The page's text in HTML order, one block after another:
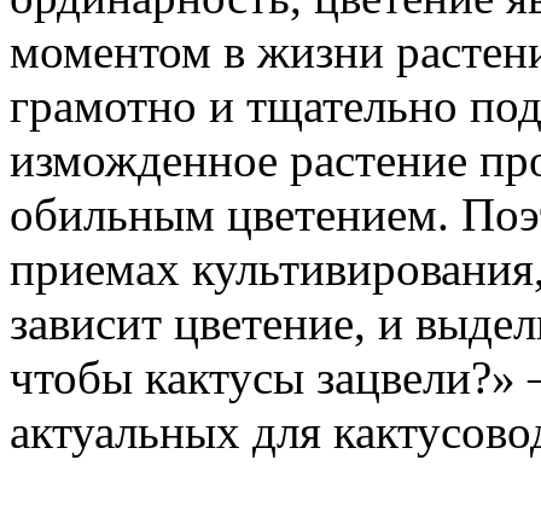
моментом в жизни
грамотно и тщательно
изможденное растение
обильным цветением.
приемах
зависит цветение, и
чтобы кактусы
актуальных для